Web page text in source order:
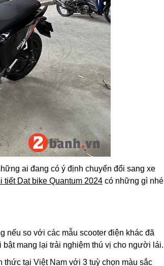
ai đang có ý định chuyển đổi sang xe
tiết Dat bike Quantum 2024 có những gì nhé
nếu so với các mẫu scooter điện khác đã
mang lại trải nghiệm thú vị cho người lái.
tại Việt Nam với 3 tuỳ chọn màu sắc